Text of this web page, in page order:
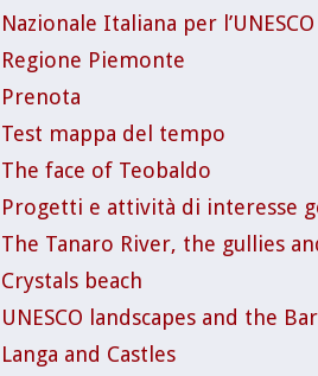
Nazionale Italiana per
Regione Piemonte
Prenota
Test mappa del tempo
The face of Teobaldo
Progetti e attività di interesse
The Tanaro River, the gullies
Crystals beach
UNESCO landscapes and the
Langa and Castles